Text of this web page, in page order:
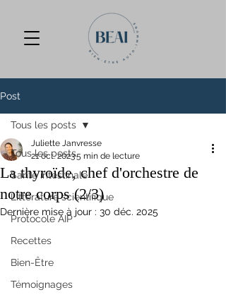
Post
Tous les posts
Santé intestinale
Littérature scientifique
Protocole AIP
Recettes
Bien-Être
Témoignages
Tous les posts
La thyroïde, chef d'orchestre de
notre corps (2/3)
Juliette Janvresse
21 oct. 20235 min de lecture
Dernière mise à jour : 30 déc. 2025